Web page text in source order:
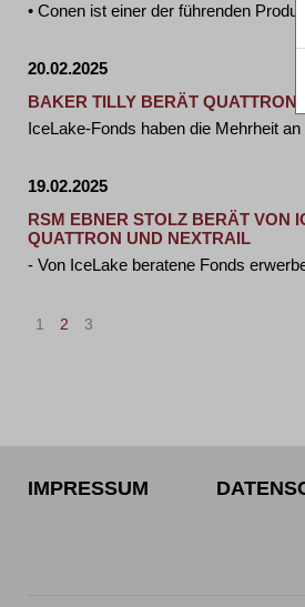
• Conen ist einer der führenden
20.02.2025
BAKER TILLY BERÄT
IceLake-Fonds haben die Mehrheit
19.02.2025
RSM EBNER STOLZ BERÄT VON
QUATTRON UND NEXTRAIL
- Von IceLake beratene Fonds
1 2 3
IMPRESSUM